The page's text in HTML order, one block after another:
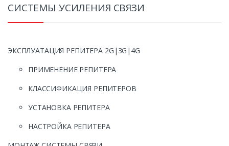
СИСТЕМЫ УСИЛЕНИЯ СВЯЗИ
ЭКСПЛУАТАЦИЯ РЕПИТЕРА 2G|3G|4G
ПРИМЕНЕНИЕ РЕПИТЕРА
КЛАССИФИКАЦИЯ РЕПИТЕРОВ
УСТАНОВКА РЕПИТЕРА
НАСТРОЙКА РЕПИТЕРА